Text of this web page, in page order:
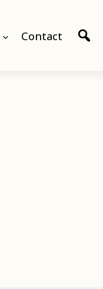
Contact